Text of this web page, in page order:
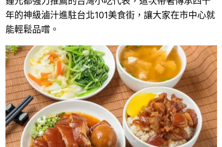
年的神級滷汁進駐台北101美食街，讓大家在市中心就
能輕鬆品嚐。